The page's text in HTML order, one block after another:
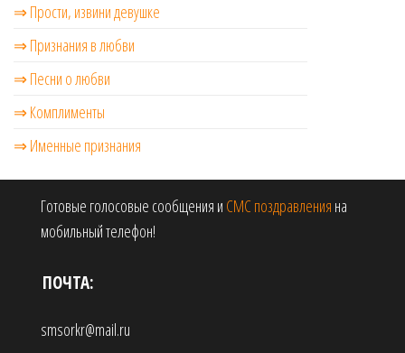
⇒ Прости, извини девушке
⇒ Признания в любви
⇒ Песни о любви
⇒ Комплименты
⇒ Именные признания
Готовые голосовые сообщения и СМС поздравления на
мобильный телефон!
ПОЧТА:
smsorkr@mail.ru